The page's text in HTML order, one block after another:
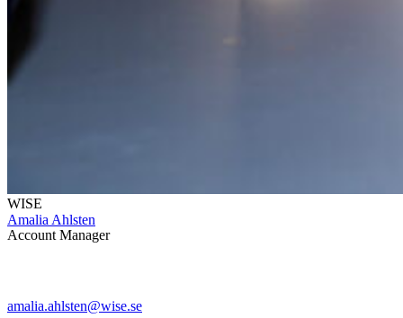
WISE
Amalia Ahlsten
Account Manager
amalia.ahlsten@wise.se